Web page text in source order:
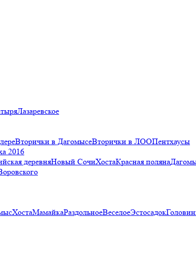
Лазаревское
Вторички в ДагомысеВторички в ЛООПентхаусы
2016
деревняНовый СочиХостаКрасная поляна
ХостаМамайкаРаздольноеВеселоеЭстосадок